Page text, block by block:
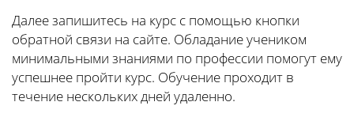
Далее запишитесь на курс с помощью кнопки
обратной связи на сайте. Обладание учеником
минимальными знаниями по профессии помогут ему
успешнее пройти курс. Обучение проходит в
течение нескольких дней удаленно.